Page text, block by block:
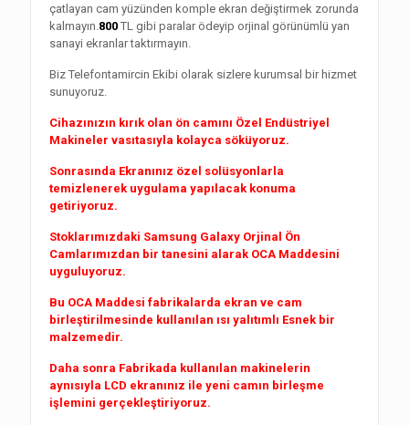
çatlayan cam yüzünden komple ekran değiştirmek zorunda
kalmayın. 800 TL gibi paralar ödeyip orjinal görünümlü yan
sanayi ekranlar taktırmayın.
Biz Telefontamircin Ekibi olarak sizlere kurumsal bir hizmet
sunuyoruz.
Cihazınızın kırık olan ön camını Özel Endüstriyel
Makineler vasıtasıyla kolayca söküyoruz.
Sonrasında Ekranınız özel solüsyonlarla
temizlenerek uygulama yapılacak konuma
getiriyoruz.
Stoklarımızdaki Samsung Galaxy Orjinal Ön
Camlarımızdan bir tanesini alarak OCA Maddesini
uyguluyoruz.
Bu OCA Maddesi fabrikalarda ekran ve cam
birleştirilmesinde kullanılan ısı yalıtımlı Esnek bir
malzemedir.
Daha sonra Fabrikada kullanılan makinelerin
aynısıyla LCD ekranınız ile yeni camın birleşme
işlemini gerçekleştiriyoruz.